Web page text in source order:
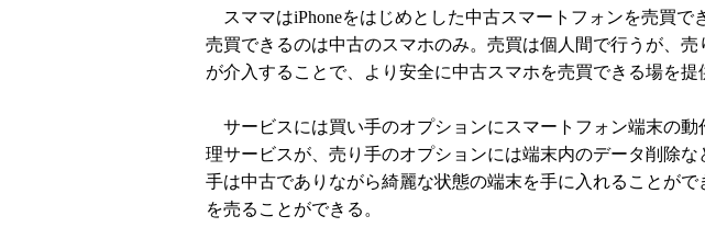
スママはiPhoneをはじめとした中古スマートフォンを売買で
売買できるのは中古のスマホのみ。売買は個人間で行うが、売
が介入することで、より安全に中古スマホを売買できる場を提
サービスには買い手のオプションにスマートフォン端末の動
理サービスが、売り手のオプションには端末内のデータ削除
手は中古でありながら綺麗な状態の端末を手に入れることが
を売ることができる。